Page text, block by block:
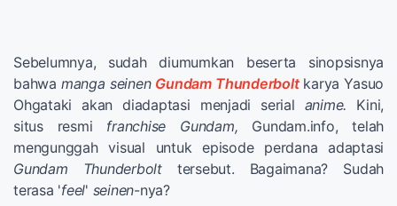
Sebelumnya, sudah diumumkan beserta sinopsisnya
bahwa manga seinen Gundam Thunderboltkarya Yasuo
Ohgataki akan diadaptasi menjadi serial anime. Kini,
situs resmi franchise Gundam, Gundam.info, telah
mengunggah visual untuk episode perdana adaptasi
Gundam Thunderbolttersebut. Bagaimana? Sudah
terasa 'feel' seinen-nya?